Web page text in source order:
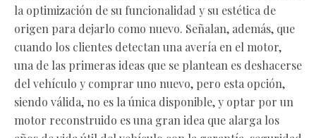
la optimización de su funcionalidad y su estética de
origen para dejarlo como nuevo. Señalan, además, que
cuando los clientes detectan una avería en el motor,
una de las primeras ideas que se plantean es deshacerse
del vehículo y comprar uno nuevo, pero esta opción,
siendo válida, no es la única disponible, y optar por un
motor reconstruido es una gran idea que alarga los